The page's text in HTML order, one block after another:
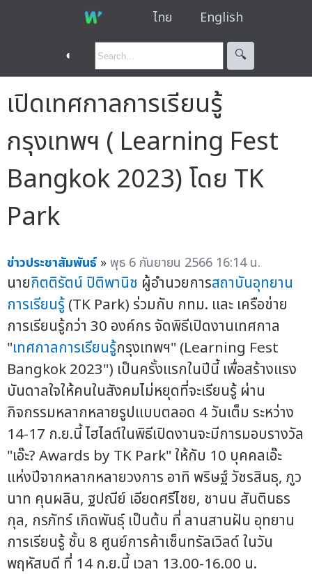
ไทย English
◐ 🔍︎
เปิดเทศกาลการเรียนรู้
กรุงเทพฯ ( Learning Fest
Bangkok 2023) โดย TK
Park
ข่าวประชาสัมพันธ์ »พุธ 6 กันยายน 2566 16:14 น.
นายกิตติรัตน์ ปิติพานิช ผู้อำนวยการสถาบันอุทยาน
การเรียนรู้(TK Park) ร่วมกับ กทม. และ เครือข่าย
การเรียนรู้กว่า 30 องค์กร จัดพิธีเปิดงานเทศกาล
"เทศกาลการเรียนรู้กรุงเทพฯ" (Learning Fest
Bangkok 2023") เป็นครั้งแรกในปีนี้ เพื่อสร้างแรง
บันดาลใจให้คนในสังคมไม่หยุดที่จะเรียนรู้ ผ่าน
กิจกรรมหลากหลายรูปแบบตลอด 4 วันเต็ม ระหว่าง
14-17 ก.ย.นี้ ไฮไลต์ในพิธีเปิดงานจะมีการมอบรางวัล
"เอ๊ะ? Awards by TK Park" ให้กับ 10 บุคคลเอ๊ะ
แห่งปีจากหลากหลายวงการ อาทิ พริษฐ์ วัชรสินธุ, ภูว
นาท คุนผลิน, ฐปณีย์ เอียดศรีไชย, ชานน สันตินธร
กุล, กรภัทร์ เกิดพันธุ์ เป็นต้น ที่ ลานสานฝัน อุทยาน
การเรียนรู้ ชั้น 8 ศูนย์การค้าเซ็นทรัลเวิลด์ ในวัน
พฤหัสบดี ที่ 14 ก.ย.นี้ เวลา 13.00-16.00 น.